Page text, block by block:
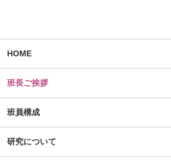
HOME
班長ご挨拶
班員構成
研究について